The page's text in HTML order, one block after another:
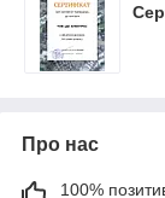
Про нас
100%